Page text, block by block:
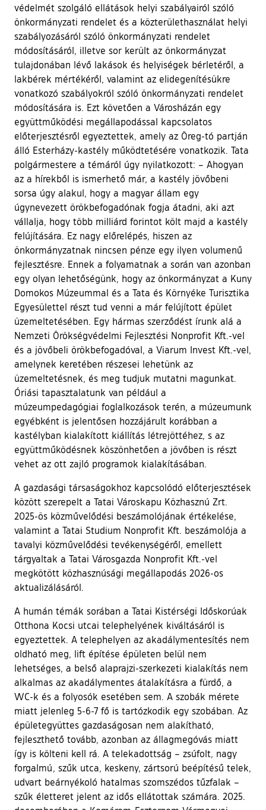
védelmét szolgáló ellátások helyi szabályairól szóló
önkormányzati rendelet és a közterülethasználat helyi
szabályozásáról szóló önkormányzati rendelet
módosításáról, illetve sor került az önkormányzat
tulajdonában lévő lakások és helyiségek bérletéről, a
lakbérek mértékéről, valamint az elidegenítésükre
vonatkozó szabályokról szóló önkormányzati rendelet
módosítására is. Ezt követően a Városházán egy
együttműködési megállapodással kapcsolatos
előterjesztésről egyeztettek, amely az Öreg-tó partján
álló Esterházy-kastély működtetésére vonatkozik. Tata
polgármestere a témáról úgy nyilatkozott: – Ahogyan
az a hírekből is ismerhető már, a kastély jövőbeni
sorsa úgy alakul, hogy a magyar állam egy
úgynevezett örökbefogadónak fogja átadni, aki azt
vállalja, hogy több milliárd forintot költ majd a kastély
felújítására. Ez nagy előrelépés, hiszen az
önkormányzatnak nincsen pénze egy ilyen volumenű
fejlesztésre. Ennek a folyamatnak a során van azonban
egy olyan lehetőségünk, hogy az önkormányzat a Kuny
Domokos Múzeummal és a Tata és Környéke Turisztika
Egyesülettel részt tud venni a már felújított épület
üzemeltetésében. Egy hármas szerződést írunk alá a
Nemzeti Örökségvédelmi Fejlesztési Nonprofit Kft.-vel
és a jövőbeli örökbefogadóval, a Viarum Invest Kft.-vel,
amelynek keretében részesei lehetünk az
üzemeltetésnek, és meg tudjuk mutatni magunkat.
Óriási tapasztalatunk van például a
múzeumpedagógiai foglalkozások terén, a múzeumunk
egyébként is jelentősen hozzájárult korábban a
kastélyban kialakított kiállítás létrejöttéhez, s az
együttműködésnek köszönhetően a jövőben is részt
vehet az ott zajló programok kialakításában.
A gazdasági társaságokhoz kapcsolódó előterjesztések
között szerepelt a Tatai Városkapu Közhasznú Zrt.
2025-ös közművelődési beszámolójának értékelése,
valamint a Tatai Studium Nonprofit Kft. beszámolója a
tavalyi közművelődési tevékenységéről, emellett
tárgyaltak a Tatai Városgazda Nonprofit Kft.-vel
megkötött közhasznúsági megállapodás 2026-os
aktualizálásáról.
A humán témák sorában a Tatai Kistérségi Időskorúak
Otthona Kocsi utcai telephelyének kiváltásáról is
egyeztettek. A telephelyen az akadálymentesítés nem
oldható meg, lift építése épületen belül nem
lehetséges, a belső alaprajzi-szerkezeti kialakítás nem
alkalmas az akadálymentes átalakításra a fürdő, a
WC-k és a folyosók esetében sem. A szobák mérete
miatt jelenleg 5-6-7 fő is tartózkodik egy szobában. Az
épületegyüttes gazdaságosan nem alakítható,
fejleszthető tovább, azonban az állagmegóvás miatt
így is költeni kell rá. A telekadottság – zsúfolt, nagy
forgalmú, szűk utca, keskeny, zártsorú beépítésű telek,
udvart beárnyékoló hatalmas szomszédos tűzfalak –
szűk életteret jelent az idős ellátottak számára. 2025.